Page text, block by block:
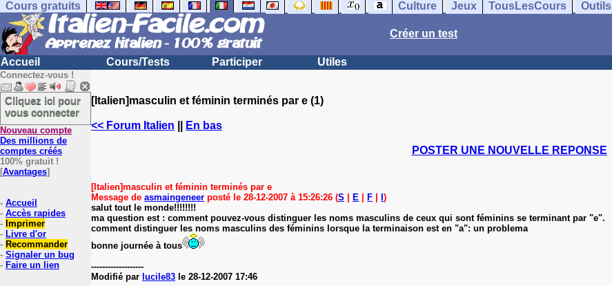
Cours gratuits Culture Jeux TousLesCours Outils
Créer un test
Accueil Cours/Tests Participer Utiles
Connectez-vous !
Cliquez ici pour
vous connecter
Nouveau compte
Des millions de
comptes créés
100% gratuit !
[Avantages]
- Accueil
- Accès rapides
- Imprimer
- Livre d'or
- Recommander
- Signaler un bug
- Faire un lien
[Italien]masculin et féminin terminés par e (1)
<< Forum Italien En bas
POSTER UNE NOUVELLE REPONSE
[Italien]masculin et féminin terminés par e
Message de asmaingeneer posté le 28-12-2007 à 15:26:26 (S E F
)
salut tout le monde!!!!!!!!
ma question est : comment pouvez-vous distinguer les noms masculins de ceux qui sont féminins se terminant par "e".
comment distinguer les noms masculins des féminins lorsque la terminaison est en "a": un problema
bonne journée à tous
-------------------
Modifié par lucile83 le 28-12-2007 17:46